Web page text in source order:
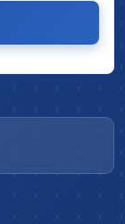
quả và giảm
của xe
bị động cơ
ái, hiệu